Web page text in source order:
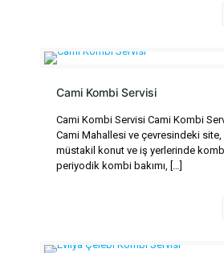
Cami Kombi Servisi
Cami Kombi Servisi Cami Kombi
Cami Mahallesi ve çevresindeki site,
müstakil konut ve iş yerlerinde
periyodik kombi bakımı, […]